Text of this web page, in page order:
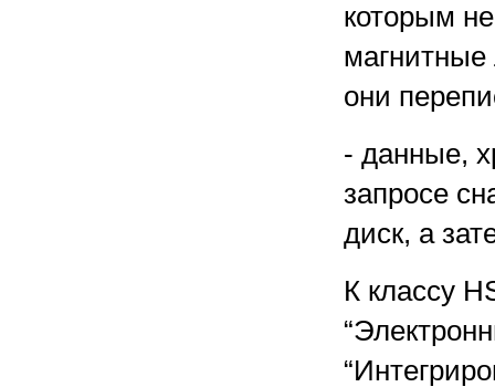
которым
магнитные
они
- данные,
запросе
диск, а
К классу